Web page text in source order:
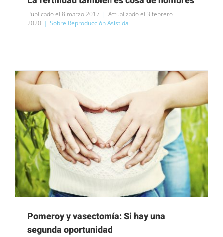
Publicado el 8 marzo 2017 | Actualizado el 3 febrero
2020 | Sobre Reproducción Asistida
Pomeroy y vasectomía: Si hay una
segunda oportunidad